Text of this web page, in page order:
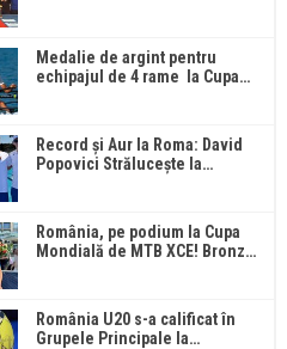
Medalie de argint pentru
echipajul de 4 rame la Cupa…
Record și Aur la Roma: David
Popovici Strălucește la…
România, pe podium la Cupa
Mondială de MTB XCE! Bronz…
România U20 s-a calificat în
Grupele Principale la…